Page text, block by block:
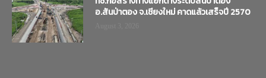
อ.สันป่าตอง จ.เชียงใหม่ คาดแล้วเสร็จปี 2570